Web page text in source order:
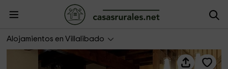
Alojamientos en Villalibado
Casa 6 Las de Villadiego